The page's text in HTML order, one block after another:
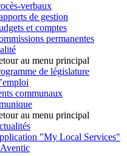
verbaux
de gestion
et comptes
permanentes
au menu principal
de législature
communaux
au menu principal
"My Local Services"